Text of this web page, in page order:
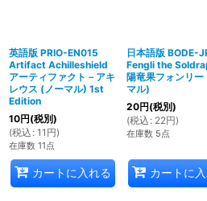
英語版 PRIO-EN015
Artifact Achilleshield
アーティファクト－アキ
レウス (ノーマル) 1st
Edition
10円(税別)
(税込 : 11 円)
在庫数 11点
カートに入れる
日本語版 BODE-
Fengli the
陽竜果フォンリー
マル)
20円(税別)
(税込 : 22円)
在庫数 5点
カートに